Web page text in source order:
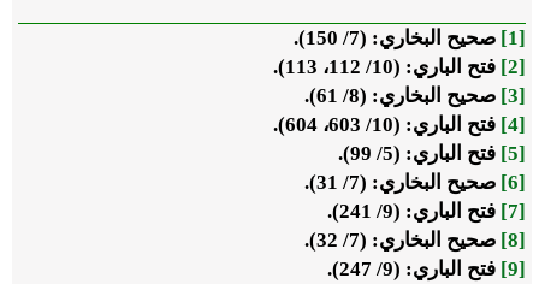
[1]
صحيح البخاري: (7/ 150).
[2]
فتح الباري: (10/ 112، 113).
[3]
صحيح البخاري: (8/ 61).
[4]
فتح الباري: (10/ 603، 604).
[5]
فتح الباري: (5/ 99).
[6]
صحيح البخاري: (7/ 31).
[7]
فتح الباري: (9/ 241).
[8]
صحيح البخاري: (7/ 32).
[9]
فتح الباري: (9/ 247).